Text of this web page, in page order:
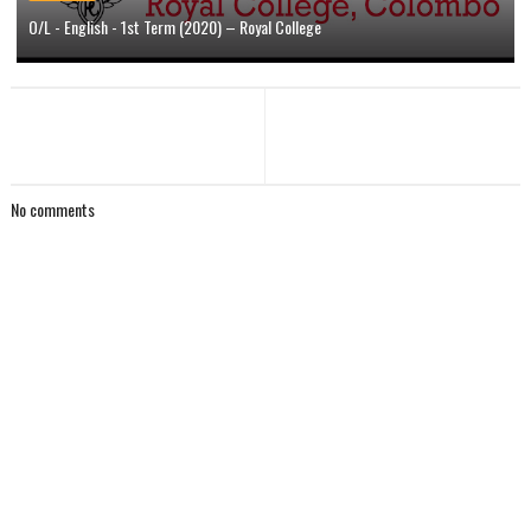
O/L - English - 1st Term (2020) – Royal College
No comments